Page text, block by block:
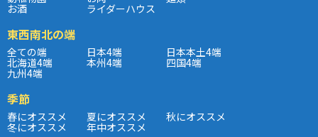
お酒 ライダーハウス
東西南北の端
全ての端 日本4端 日本本土4端
北海道4端 本州4端 四国4端
九州4端
季節
春にオススメ 夏にオススメ 秋にオススメ
冬にオススメ 年中オススメ